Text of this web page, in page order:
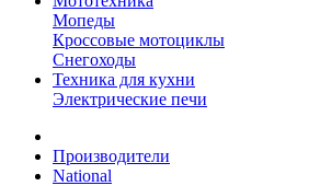
Мопеды
Кроссовые мотоциклы
Снегоходы
Техника для кухни
Электрические печи
Производители
National